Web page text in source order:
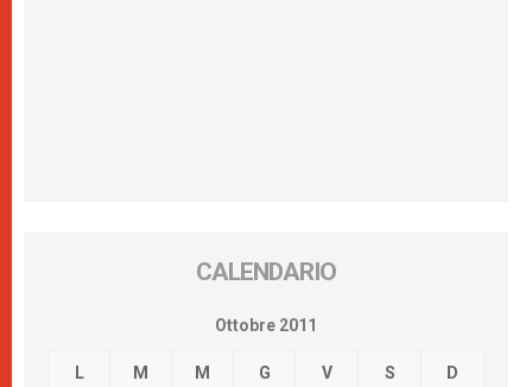
CALENDARIO
Ottobre 2011
L M M G V S D